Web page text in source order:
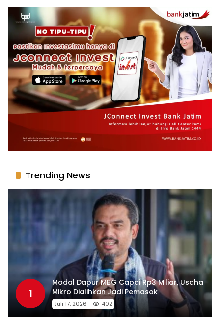
Trending News
1
Modal Dapur MBG Capai Rp3 Miliar, Usaha
Mikro Dialihkan Jadi Pemasok
Juli 17, 2026 402